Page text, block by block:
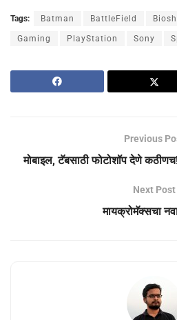
Tags: Batman BattleField
Gaming PlayStation Sony
Previous
मोबाइल, टॅबसाठी फोटोशॉप देणे
Next Post
मायक्रोमॅक्सचा